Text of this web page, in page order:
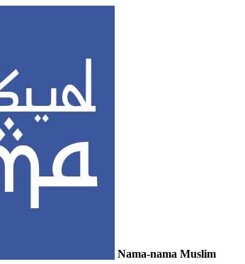
Nama-nama Muslim